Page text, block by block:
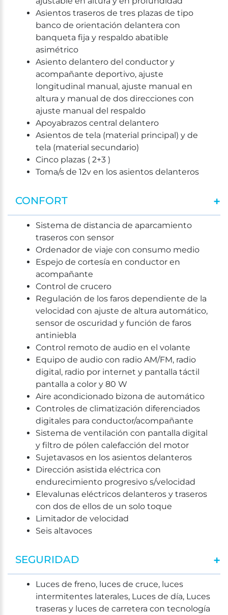
Asientos traseros de tres plazas de tipo
banco de orientación delantera con
banqueta fija y respaldo abatible
asimétrico
Asiento delantero del conductor y
acompañante deportivo, ajuste
longitudinal manual, ajuste manual en
altura y manual de dos direcciones con
ajuste manual del respaldo
Apoyabrazos central delantero
Asientos de tela (material principal) y de
tela (material secundario)
Cinco plazas ( 2+3 )
Toma/s de 12v en los asientos delanteros
CONFORT
Sistema de distancia de aparcamiento
traseros con sensor
Ordenador de viaje con consumo medio
Espejo de cortesía en conductor en
acompañante
Control de crucero
Regulación de los faros dependiente de la
velocidad con ajuste de altura automático,
sensor de oscuridad y función de faros
antiniebla
Control remoto de audio en el volante
Equipo de audio con radio AM/FM, radio
digital, radio por internet y pantalla táctil
pantalla a color y 80 W
Aire acondicionado bizona de automático
Controles de climatización diferenciados
digitales para conductor/acompañante
Sistema de ventilación con pantalla digital
y filtro de pólen calefacción del motor
Sujetavasos en los asientos delanteros
Dirección asistida eléctrica con
endurecimiento progresivo s/velocidad
Elevalunas eléctricos delanteros y traseros
con dos de ellos de un solo toque
Limitador de velocidad
Seis altavoces
SEGURIDAD
Luces de freno, luces de cruce, luces
intermitentes laterales, Luces de día, Luces
traseras y luces de carretera con tecnología